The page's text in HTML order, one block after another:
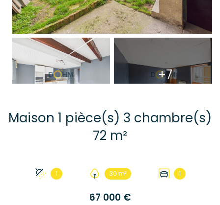
+7
Maison 1 pièce(s) 3 chambre(s)
72 m²
1 30 m² 1
67 000 €